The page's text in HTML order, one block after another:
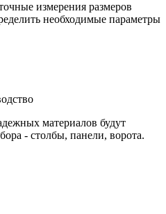
измерения размеров
необходимые параметры
материалов будут
- столбы, панели, ворота.